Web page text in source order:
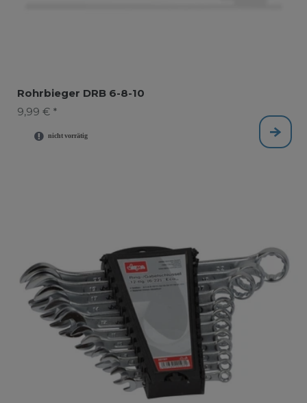
Rohrbieger DRB 6-8-10
9,99 € *